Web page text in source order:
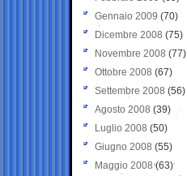
Gennaio 2009 (70)
Dicembre 2008 (75)
Novembre 2008 (77)
Ottobre 2008 (67)
Settembre 2008 (56)
Agosto 2008 (39)
Luglio 2008 (50)
Giugno 2008 (55)
Maggio 2008(63)